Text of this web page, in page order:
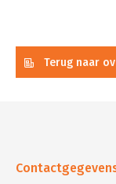
Terug naar